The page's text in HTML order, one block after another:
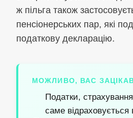
ж пільга також
пенсіонерських пар, які
податкову декларацію.
МОЖЛИВО, ВАС
Податки,
саме відраховується